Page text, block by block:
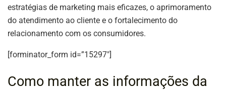
estratégias de marketing mais eficazes, o aprimoramento
do atendimento ao cliente e o fortalecimento do
relacionamento com os consumidores.
[forminator_form id=”15297″]
Como manter as informações da